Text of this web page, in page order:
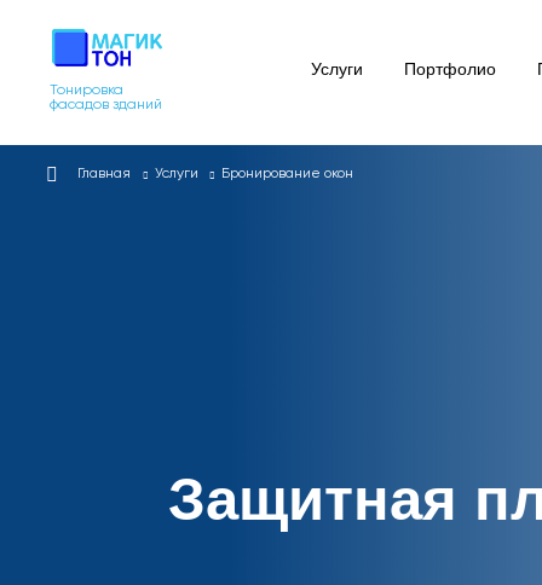
Тонировка
фасадов зданий
Услуги Портфолио
Главная Услуги Бронирование окон
Защитная